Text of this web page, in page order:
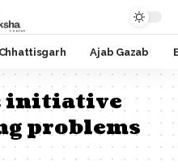
Chhattisgarh Ajab Gazab
initiative
problems